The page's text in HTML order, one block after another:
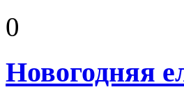
0
Новогодняя